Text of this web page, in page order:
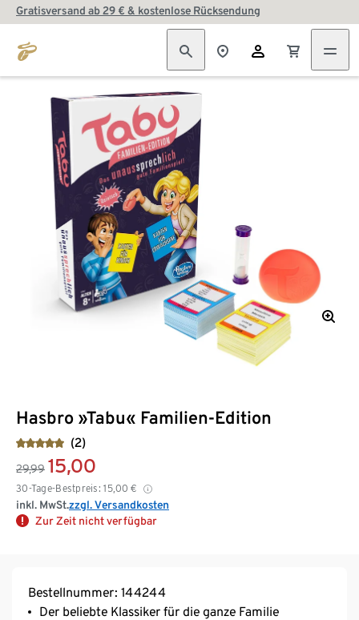
Gratisversand ab 29 € & kostenlose Rücksendung
Hasbro »Tabu« Familien-Edition
(2)
29,99 15,00
30-Tage-Bestpreis: 15,00 €
inkl. MwSt.zzgl. Versandkosten
Zur Zeit nicht verfügbar
Bestellnummer: 144244
Der beliebte Klassiker für die ganze Familie